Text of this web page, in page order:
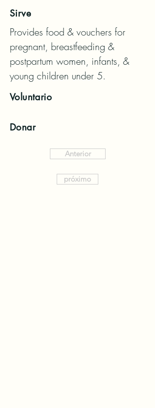
Sirve
Provides food & vouchers for
pregnant, breastfeeding &
postpartum women, infants, &
young children under 5.
Voluntario
Donar
Anterior
próximo